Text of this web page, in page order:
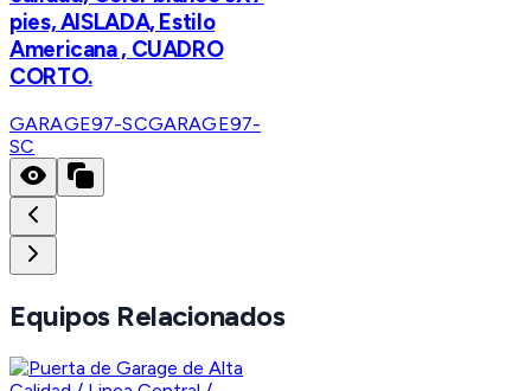
pies, AISLADA, Estilo
Americana , CUADRO
CORTO.
GARAGE97-SCGARAGE97-
SC
Equipos Relacionados